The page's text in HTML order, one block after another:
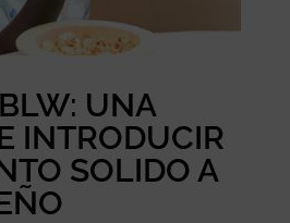
UNA
INTRODUCIR
SOLIDO A